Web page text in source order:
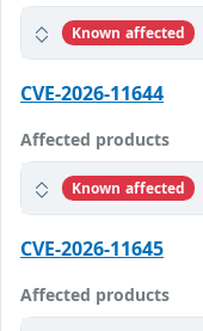
Known affected
CVE-2026-11644
Affected products
Known affected
CVE-2026-11645
Affected products